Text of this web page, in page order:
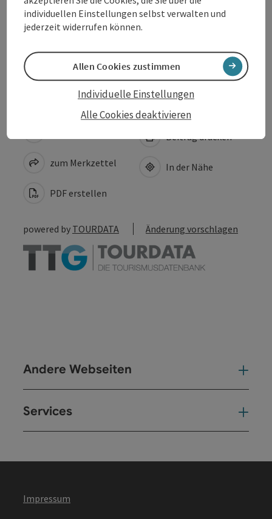
Anreise/Lage
Barrierefreiheit
zum Merkzettel
PDF erstellen
Beitrag drucken
In der Nähe
powered by TOURDATA Änderung vorschlagen
Andere Webseiten
Services
Impressum
individuellen Einstellungen selbst verwalten und
jederzeit widerrufen können.
Alle Cookies deaktivieren
Individuelle Einstellungen
Allen Cookies zustimmen